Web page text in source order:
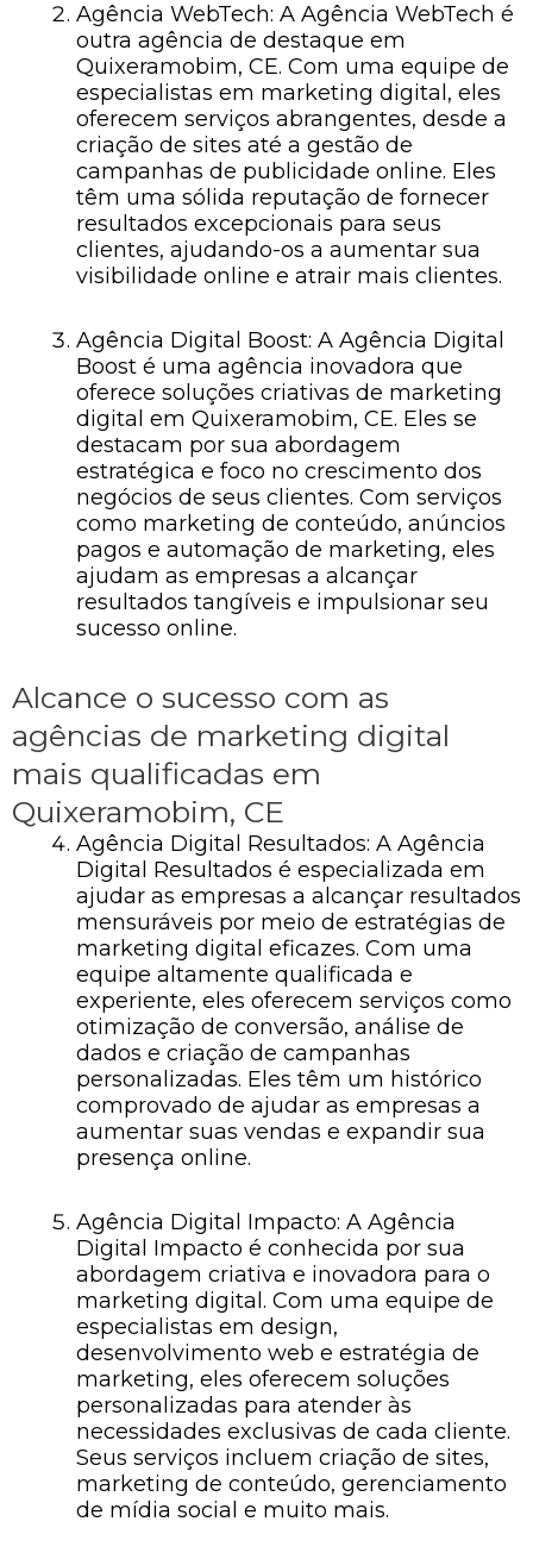
Agência WebTech: A Agência WebTech é
outra agência de destaque em
Quixeramobim, CE. Com uma equipe de
especialistas em marketing digital, eles
oferecem serviços abrangentes, desde a
criação de sites até a gestão de
campanhas de publicidade online. Eles
têm uma sólida reputação de fornecer
resultados excepcionais para seus
clientes, ajudando-os a aumentar sua
visibilidade online e atrair mais clientes.
Agência Digital Boost: A Agência Digital
Boost é uma agência inovadora que
oferece soluções criativas de marketing
digital em Quixeramobim, CE. Eles se
destacam por sua abordagem
estratégica e foco no crescimento dos
negócios de seus clientes. Com serviços
como marketing de conteúdo, anúncios
pagos e automação de marketing, eles
ajudam as empresas a alcançar
resultados tangíveis e impulsionar seu
sucesso online.
Alcance o sucesso com as
agências de marketing digital
mais qualificadas em
Quixeramobim, CE
Agência Digital Resultados: A Agência
Digital Resultados é especializada em
ajudar as empresas a alcançar resultados
mensuráveis ​​por meio de estratégias de
marketing digital eficazes. Com uma
equipe altamente qualificada e
experiente, eles oferecem serviços como
otimização de conversão, análise de
dados e criação de campanhas
personalizadas. Eles têm um histórico
comprovado de ajudar as empresas a
aumentar suas vendas e expandir sua
presença online.
Agência Digital Impacto: A Agência
Digital Impacto é conhecida por sua
abordagem criativa e inovadora para o
marketing digital. Com uma equipe de
especialistas em design,
desenvolvimento web e estratégia de
marketing, eles oferecem soluções
personalizadas para atender às
necessidades exclusivas de cada cliente.
Seus serviços incluem criação de sites,
marketing de conteúdo, gerenciamento
de mídia social e muito mais.